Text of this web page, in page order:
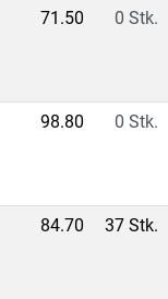
71.50 0 Stk.
98.80 0 Stk.
84.70 37 Stk.